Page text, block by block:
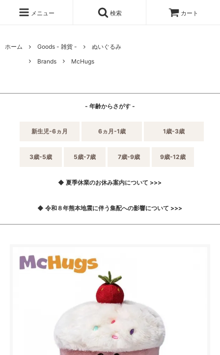
メニュー 検索 カート
ホーム Goods - 雑貨 -
ぬいぐるみ
Brands
McHugs
- 年齢からさがす -
新生児-6ヵ月 6ヵ月-1歳 1歳-3歳
3歳-5歳 5歳-7歳 7歳-9歳 9歳-12歳
◆ 夏季休業のお休み案内について >>>
◆ 令和８年熊本地震に伴う集配への影響について >>>